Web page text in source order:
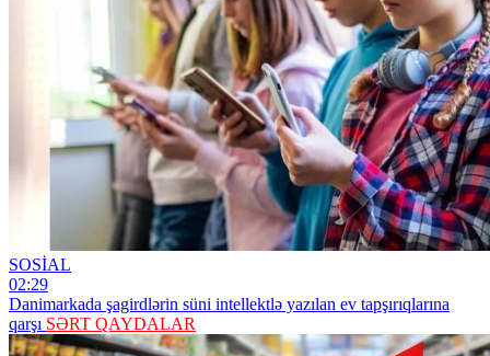
SOSİAL
02:29
Danimarkada şagirdlərin süni intellektlə yazılan ev tapşırıqlarına
qarşı SƏRT QAYDALAR